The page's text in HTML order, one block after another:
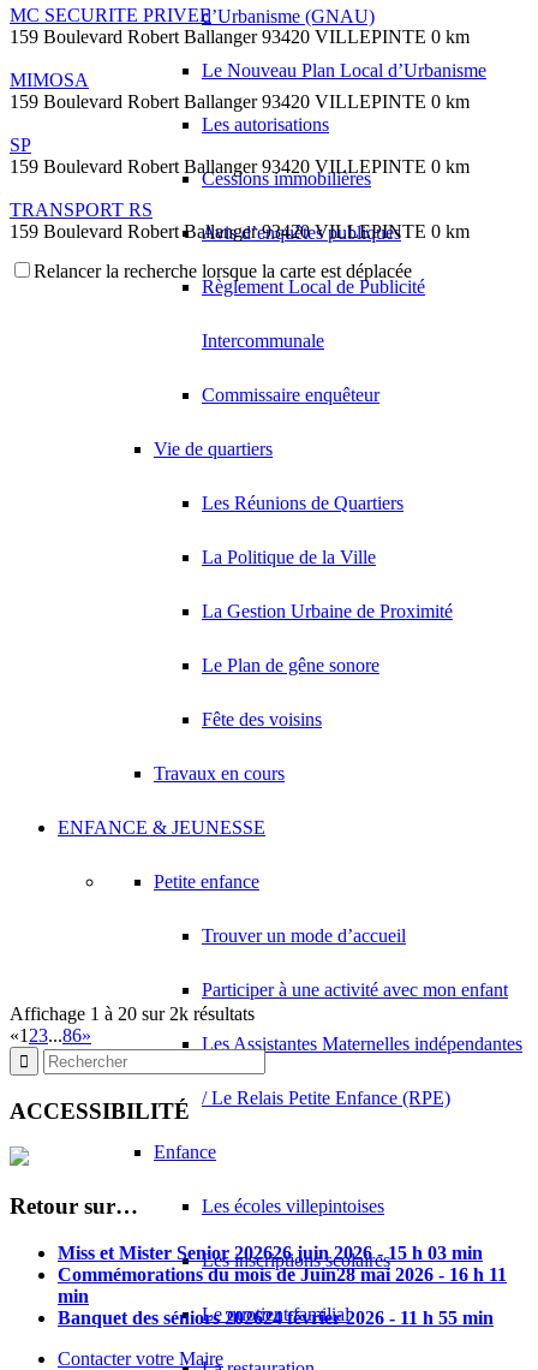
d’Urbanisme (GNAU)
Le Nouveau Plan Local d’Urbanisme
Les autorisations
Cessions immobilières
Avis d’enquêtes publiques
Règlement Local de Publicité
Intercommunale
Commissaire enquêteur
Vie de quartiers
Les Réunions de Quartiers
La Politique de la Ville
La Gestion Urbaine de Proximité
Le Plan de gêne sonore
Fête des voisins
Travaux en cours
ENFANCE & JEUNESSE
Petite enfance
Trouver un mode d’accueil
Participer à une activité avec mon enfant
Les Assistantes Maternelles indépendantes
/ Le Relais Petite Enfance (RPE)
Enfance
Les écoles villepintoises
Les inscriptions scolaires
Le quotient familial
MC SECURITE PRIVEE
159 Boulevard Robert Ballanger 93420 VILLEPINTE 0 km
MIMOSA
159 Boulevard Robert Ballanger 93420 VILLEPINTE 0 km
SP
159 Boulevard Robert Ballanger 93420 VILLEPINTE 0 km
TRANSPORT RS
159 Boulevard Robert Ballanger 93420 VILLEPINTE 0 km
AEDIFEX
155 Boulevard Robert Ballanger 93420 VILLEPINTE
161 Boulevard Robert Ballanger 93420 VILLEPINTE
S.B PRESTIGE AUTO
146 Boulevard Robert Ballanger 93420 VILLEPINTE
PHARMACIE DES PETITS PONTS
01 43 83 65 89
SETITRA ABDELMALEK
163 Boulevard Robert Ballanger 93420 VILLEPINTE
GARAGE ERIC
154 Boulevard Robert Ballanger 93420 VILLEPINTE
154 Boulevard Robert Ballanger 93420 VILLEPINTE
Relancer la recherche lorsque la carte est déplacée
Affichage 1 à 20 sur 2k résultats
«1 23...86»
ACCESSIBILITÉ
Retour sur…
Miss et Mister Senior 202626 juin 2026 - 15 h 03 min
Commémorations du mois de Juin28 mai 2026 - 16 h 11
min
Banquet des séniors 202624 février 2026 - 11 h 55 min
Contacter votre Maire